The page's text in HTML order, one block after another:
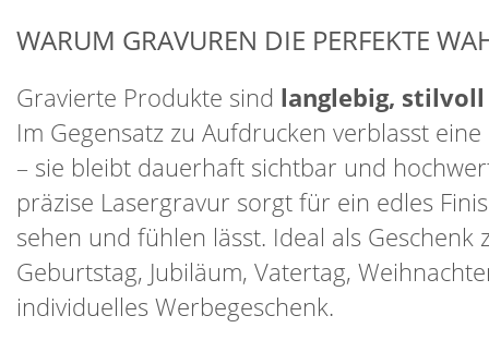
WARUM GRAVUREN DIE PERFEKTE
Gravierte Produkte sind langlebig,
Im Gegensatz zu Aufdrucken verblasst
– sie bleibt dauerhaft sichtbar und
präzise Lasergravur sorgt für ein edles
sehen und fühlen lässt. Ideal als Geschenk
Geburtstag, Jubiläum, Vatertag,
individuelles Werbegeschenk.